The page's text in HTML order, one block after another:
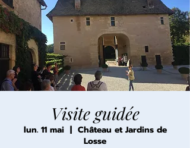
Visite guidée
lun. 11 mai
  |
Château et Jardins de
Losse